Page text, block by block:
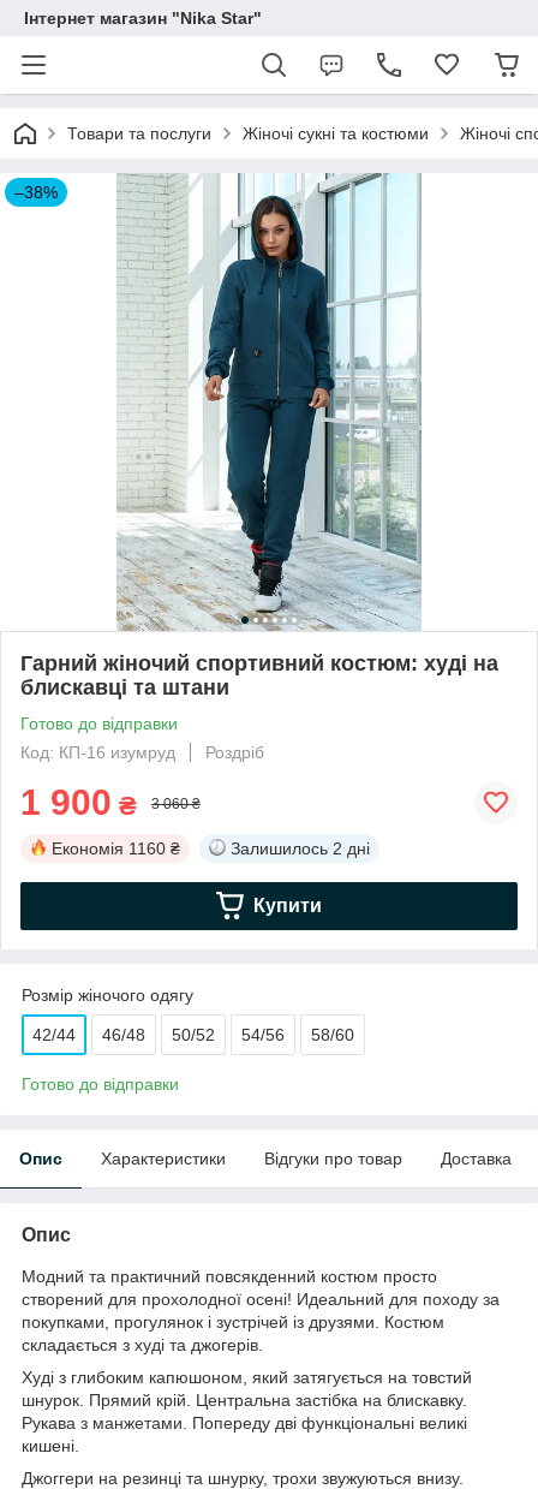
Інтернет магазин "Nika Star"
Товари та послуги Жіночі сукні та костюми Жіночі
–38%
Гарний жіночий спортивний костюм: худі на
блискавці та штани
Готово до відправки
Код: КП-16 изумруд
Роздріб
1 900 ₴ 3 060 ₴
Економія 1160 ₴ Залишилось 2 дні
Купити
Розмір жіночого одягу
42/44 46/48 50/52 54/56 58/60
Готово до відправки
Опис Характеристики Відгуки про товар Доставка
Опис
Модний та практичний повсякденний костюм просто
створений для прохолодної осені! Идеальний для походу за
покупками, прогулянок і зустрічей із друзями. Костюм
складається з худі та джогерів.
Худі з глибоким капюшоном, який затягується на товстий
шнурок. Прямий крій. Центральна застібка на блискавку.
Рукава з манжетами. Попереду дві функціональні великі
кишені.
Джоггери на резинці та шнурку, трохи звужуються внизу.